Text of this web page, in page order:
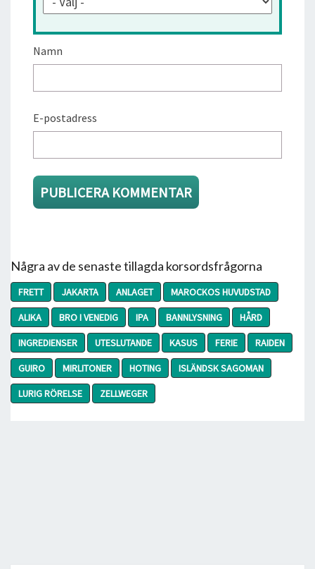
Namn
E-postadress
Några av de senaste tillagda korsordsfrågorna
FRETT JAKARTA ANLAGET
MAROCKOS HUVUDSTAD
ALIKA
BRO I VENEDIG IPA BANNLYSNING
HÅRD
INGREDIENSER
UTESLUTANDE KASUS FERIE
RAIDEN
GUIRO
MIRLITONER HOTING
ISLÄNDSK SAGOMAN
LURIG RÖRELSE
ZELLWEGER